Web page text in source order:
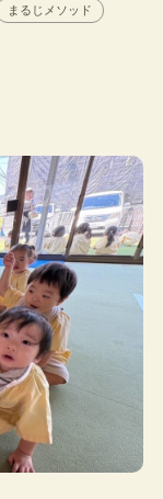
まるじメソッド